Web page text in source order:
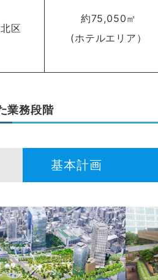
区
約75,050㎡
(ホテルエリア）
業務段階
基本計画